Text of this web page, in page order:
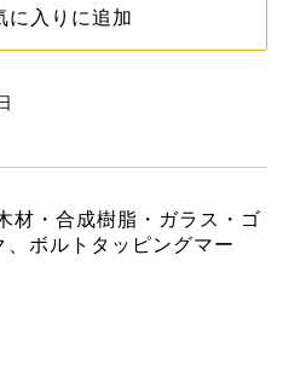
に入りに追加
材・合成樹脂・ガラス・ゴ
、ボルトタッピングマー
、耐水性に優れており、風